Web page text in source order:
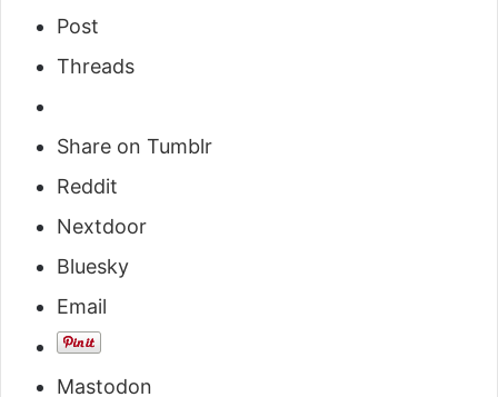
Post
Threads
Share on Tumblr
Reddit
Nextdoor
Bluesky
Email
Mastodon